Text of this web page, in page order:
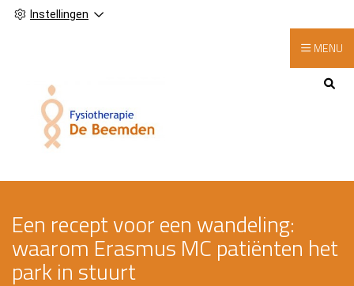
Instellingen
Hoofdmenu
MENU
Een recept voor een wandeling:
waarom Erasmus MC patiënten het
park in stuurt